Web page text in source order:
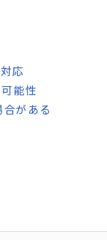
応
能性
がある